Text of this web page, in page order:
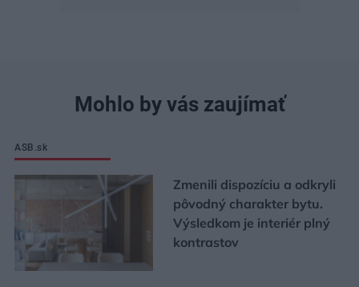
Mohlo by vás zaujímať
ASB.sk
Zmenili dispozíciu a odkryli
pôvodný charakter bytu.
Výsledkom je interiér plný
kontrastov